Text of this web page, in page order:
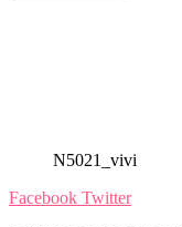
N5021_vivi
Facebook Twitter